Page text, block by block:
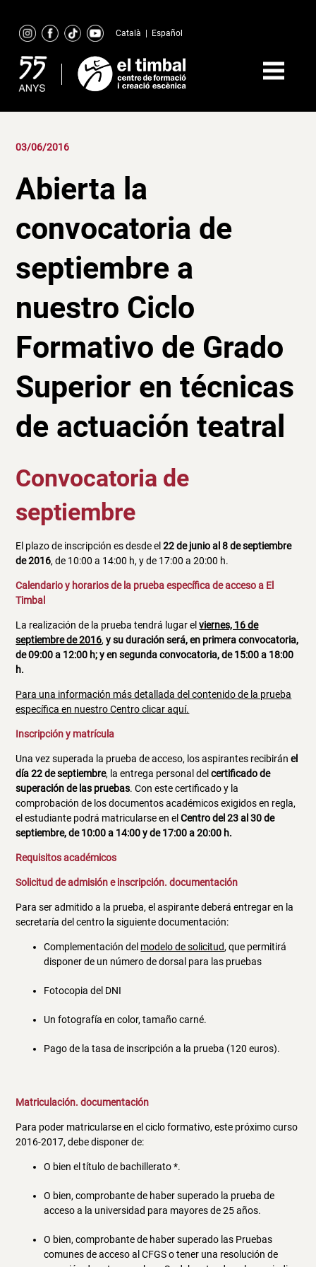
content
Català Español
03/06/2016
Abierta la
convocatoria de
septiembre a
nuestro Ciclo
Formativo de Grado
Superior en técnicas
de actuación teatral
Convocatoria de
septiembre
El plazo de inscripción es desde el22 de junio al 8 de septiembre
de 2016, de 10:00 a 14:00 h, y de 17:00 a 20:00 h.
Calendario y horarios de la prueba específica de acceso a El
Timbal
La realización de la prueba tendrá lugar elviernes, 16 de
septiembre de 2016, y su duración será, en primera convocatoria,
de 09:00 a 12:00 h; y en segunda convocatoria, de 15:00 a 18:00
h.
Para una información más detallada del contenido de la prueba
específica en nuestro Centro clicar aquí.
Inscripción y matrícula
Una vez superada la prueba de acceso, los aspirantes recibiránel
día 22 de septiembre, la entrega personal delcertificado de
superación de las pruebas. Con este certificado y la
comprobación de los documentos académicos exigidos en regla,
el estudiante podrá matricularse en elCentro del 23 al 30 de
septiembre, de 10:00 a 14:00 y de 17:00 a 20:00 h.
Requisitos académicos
Solicitud de admisión e inscripción. documentación
Para ser admitido a la prueba, el aspirante deberá entregar en la
secretaría del centro la siguiente documentación:
Complementación del modelo de solicitud, que permitirá
disponer de un número de dorsal para las pruebas
Fotocopia del DNI
Un fotografía en color, tamaño carné.
Pago de la tasa de inscripción a la prueba (120 euros).
Matriculación. documentación
Para poder matricularse en el ciclo formativo, este próximo curso
2016-2017, debe disponer de:
O bien el título de bachillerato *.
O bien, comprobante de haber superado la prueba de
acceso a la universidad para mayores de 25 años.
O bien, comprobante de haber superado las Pruebas
comunes de acceso al CFGS o tener una resolución de